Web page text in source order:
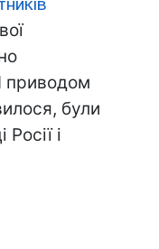
приводом
були
і